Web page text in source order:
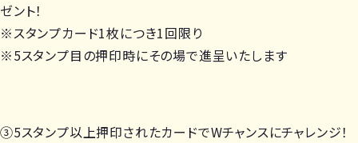
ゼント！
※スタンプカード1枚につき1回限り
※5スタンプ目の押印時にその場で進呈いたします
③5スタンプ以上押印されたカードでWチャンスにチャレンジ！